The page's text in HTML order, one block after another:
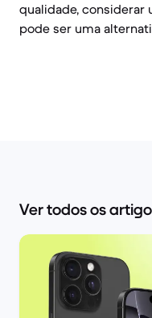
qualidade,
pode ser uma
Ver todos os